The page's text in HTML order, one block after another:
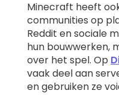
Minecraft heeft
communities op
Reddit en sociale
hun bouwwerken,
over het spel. Op
vaak deel aan
en gebruiken ze